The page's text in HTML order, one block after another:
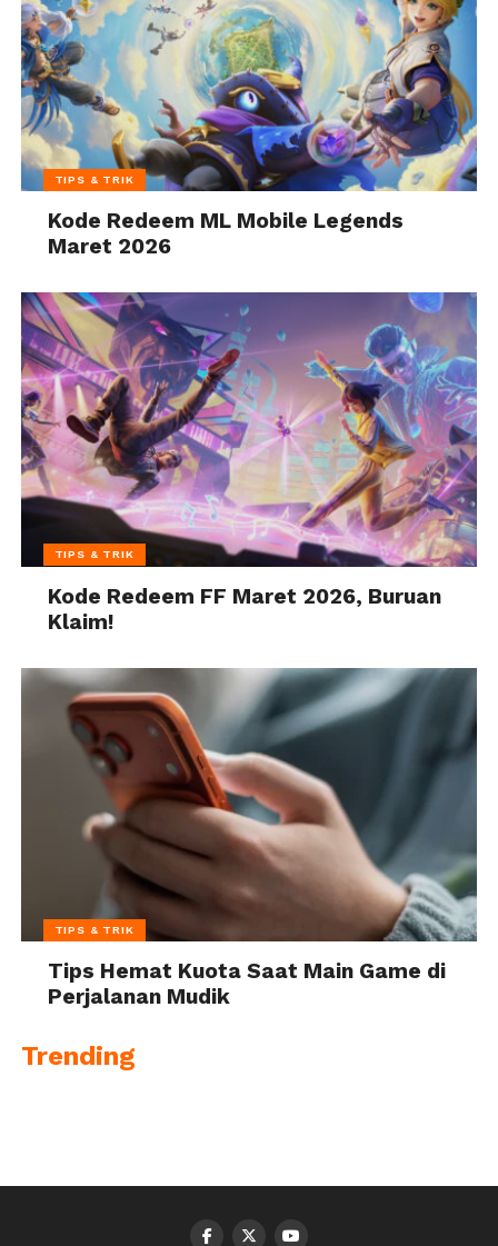
TIPS & TRIK
Kode Redeem ML Mobile Legends
Maret 2026
TIPS & TRIK
Kode Redeem FF Maret 2026, Buruan
Klaim!
TIPS & TRIK
Tips Hemat Kuota Saat Main Game di
Perjalanan Mudik
Trending